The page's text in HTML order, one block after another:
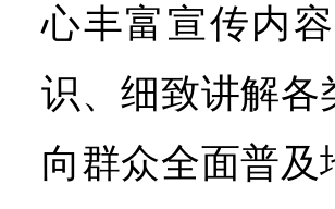
心丰富宣传内
识、细致讲解各
向群众全面普